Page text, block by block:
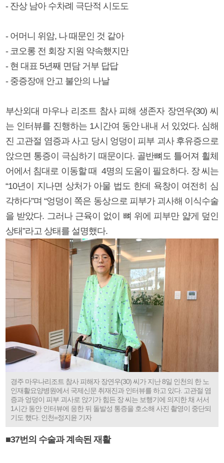
- 잔상 남아 수차례 극단적 시도도
- 어머니 위암, 나 때문인 것 같아
- 코오롱 전 회장 지원 약속했지만
- 현 대표 5년째 면담 거부 답답
- 중증장애 안고 불안의 나날
부산외대 마우나 리조트 참사 피해 생존자 장연우(30) 씨
는 인터뷰를 진행하는 1시간여 동안 내내 서 있었다. 심해
진 고관절 염증과 사고 당시 엉덩이 피부 괴사 후유증으로
앉으면 통증이 극심하기 때문이다. 골반뼈도 틀어져 휠체
어에서 침대로 이동할 때 4명의 도움이 필요하다. 장 씨는
“10년이 지나면 상처가 아물 법도 한데 욕창이 여전히 심
각하다”며 “엉덩이 쪽은 동상으로 피부가 괴사해 이식수술
을 받았다. 그러나 근육이 없이 뼈 위에 피부만 얇게 덮인
상태”라고 상태를 설명했다.
경주 마우나리조트 참사 피해자 장연우(30) 씨가 지난 8일 인천의 한 노
인재활요양병원에서 국제신문 취재진과 인터뷰를 하고 있다. 고관절 염
증과 엉덩이 피부 괴사로 앉기가 힘든 장 씨는 보행기에 의지한 채 서서
1시간 동안 인터뷰에 응한 뒤 돌발성 통증을 호소해 사진 촬영이 중단되
기도 했다. 인천=정지윤 기자
■37번의 수술과 계속된 재활